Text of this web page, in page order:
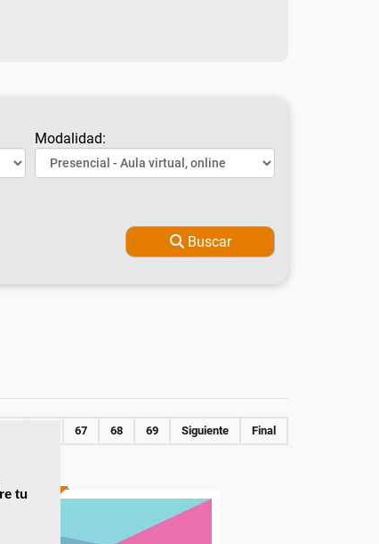
tu
Modalidad:
Buscar
67 68 69 Siguiente Final